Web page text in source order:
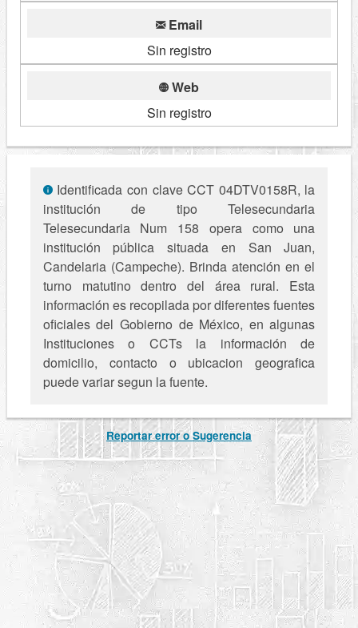
Email
Sin registro
Web
Sin registro
Identificada con clave CCT 04DTV0158R, la
institución de tipo Telesecundaria
Telesecundaria Num 158 opera como una
institución pública situada en San Juan,
Candelaria (Campeche). Brinda atención en el
turno matutino dentro del área rural. Esta
información es recopilada por diferentes fuentes
oficiales del Gobierno de México, en algunas
Instituciones o CCTs la información de
domicilio, contacto o ubicacion geografica
puede variar segun la fuente.
Reportar error o Sugerencia